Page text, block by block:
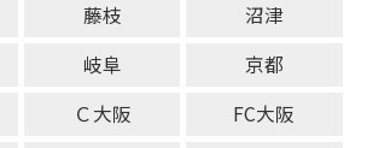
藤枝
沼津
岐阜
京都
Ｃ大阪
FC大阪